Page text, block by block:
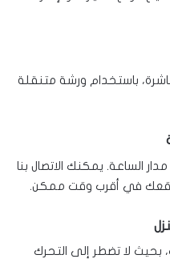
باستخدام ورشة متنقلة
الساعة. يمكنك الاتصال بنا
في أقرب وقت ممكن.
، بحيث لا تضطر إلى التحرك